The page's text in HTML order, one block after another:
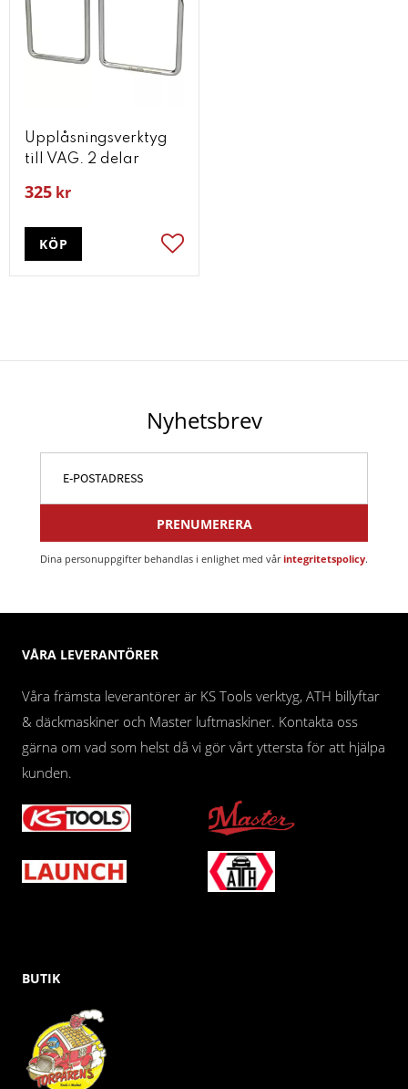
Upplåsningsverktyg
till VAG. 2 delar
325 kr
Lägg till i favoriter
KÖP
Nyhetsbrev
PRENUMERERA
Dina personuppgifter behandlas i enlighet med vårintegritetspolicy.
VÅRA LEVERANTÖRER
Våra främsta leverantörer är KS Tools verktyg, ATH billyftar
& däckmaskiner och Master luftmaskiner. Kontakta oss
gärna om vad som helst då vi gör vårt yttersta för att hjälpa
kunden.
BUTIK